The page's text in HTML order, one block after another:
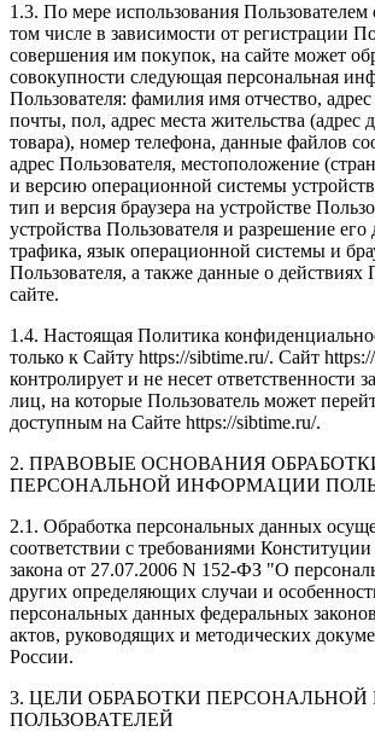
1.3. По мере использования Пользователем
том числе в зависимости от регистрации
совершения им покупок, на сайте может
совокупности следующая персональная
Пользователя: фамилия имя отчество,
почты, пол, адрес места жительства (адрес
товара), номер телефона, данные файлов
адрес Пользователя, местоположение
и версию операционной системы
тип и версия браузера на устройстве
устройства Пользователя и разрешение
трафика, язык операционной системы и
Пользователя, а также данные о действиях
сайте.
1.4. Настоящая Политика
только к Сайту https://sibtime.ru/. Сайт
контролирует и не несет ответственности
лиц, на которые Пользователь может
доступным на Сайте https://sibtime.ru/.
2. ПРАВОВЫЕ ОСНОВАНИЯ
ПЕРСОНАЛЬНОЙ ИНФОРМАЦИИ
2.1. Обработка персональных данных
соответствии с требованиями
закона от 27.07.2006 N 152-ФЗ "О
других определяющих случаи и
персональных данных федеральных
актов, руководящих и методических
России.
3. ЦЕЛИ ОБРАБОТКИ
ПОЛЬЗОВАТЕЛЕЙ